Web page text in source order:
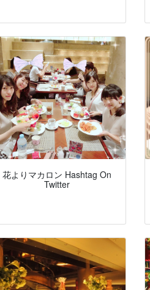
花よりマカロン Hashtag On
Twitter